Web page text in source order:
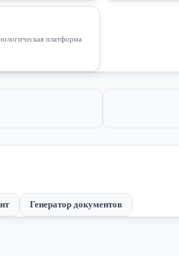
платформа
Генератор документов